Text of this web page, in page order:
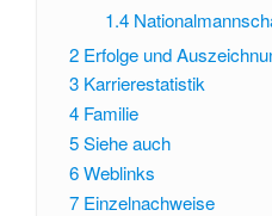
1.4
2 Erfolge und
3 Karrierestatistik
4 Familie
5Siehe auch
6Weblinks
7 Einzelnachweise